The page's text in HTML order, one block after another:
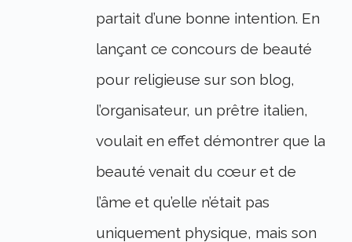
partait d’une bonne intention. En
lançant ce concours de beauté
pour religieuse sur son blog,
l’organisateur, un prêtre italien,
voulait en effet démontrer que la
beauté venait du cœur et de
l’âme et qu’elle n’était pas
uniquement physique, mais son